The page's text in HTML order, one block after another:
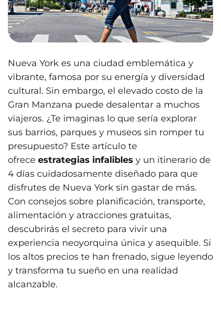
Nueva York es una ciudad emblemática y
vibrante, famosa por su energía y diversidad
cultural. Sin embargo, el elevado costo de la
Gran Manzana puede desalentar a muchos
viajeros. ¿Te imaginas lo que sería explorar
sus barrios, parques y museos sin romper tu
presupuesto? Este artículo te
ofrece estrategias infalibles y un itinerario de
4 días cuidadosamente diseñado para que
disfrutes de Nueva York sin gastar de más.
Con consejos sobre planificación, transporte,
alimentación y atracciones gratuitas,
descubrirás el secreto para vivir una
experiencia neoyorquina única y asequible. Si
los altos precios te han frenado, sigue leyendo
y transforma tu sueño en una realidad
alcanzable.